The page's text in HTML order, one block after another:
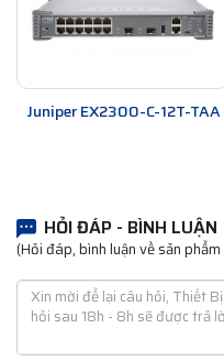
Juniper EX2300-C-12T-TAA
HỎI ĐÁP - BÌNH LUẬN
(Hỏi đáp, bình luận về sản phẩm